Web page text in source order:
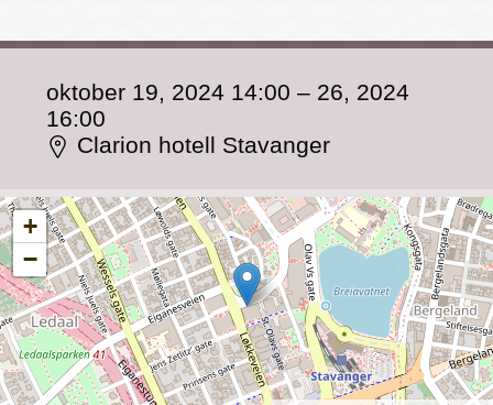
oktober 19, 2024 14:00 – 26, 2024
16:00
Clarion hotell Stavanger
+
−